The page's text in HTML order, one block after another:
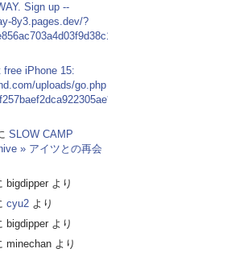
Sign up --
8y3.pages.dev/?
free iPhone 15:
uploads/go.php
SLOW CAMP
» アイツとの再会
bigdipperより
cyu2より
bigdipperより
minechanより